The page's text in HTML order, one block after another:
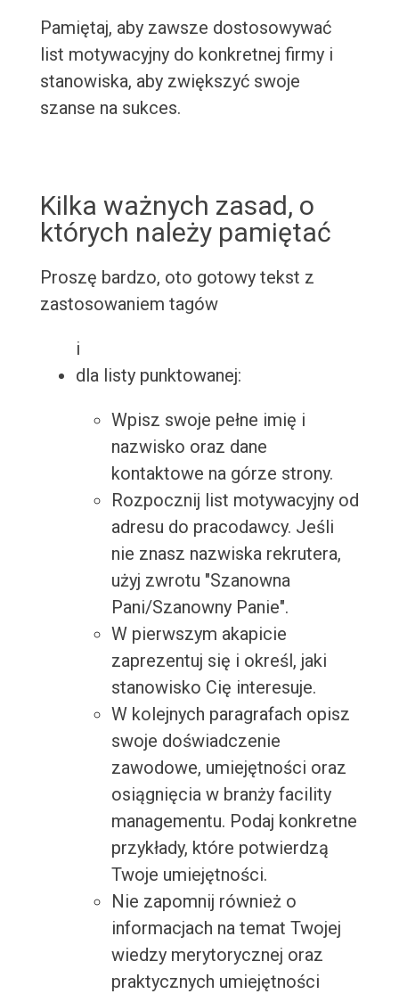
Pamiętaj, aby zawsze dostosowywać
list motywacyjny do konkretnej firmy i
stanowiska, aby zwiększyć swoje
szanse na sukces.
Kilka ważnych zasad, o
których należy pamiętać
Proszę bardzo, oto gotowy tekst z
zastosowaniem tagów
i
dla listy punktowanej:
Wpisz swoje pełne imię i
nazwisko oraz dane
kontaktowe na górze strony.
Rozpocznij list motywacyjny od
adresu do pracodawcy. Jeśli
nie znasz nazwiska rekrutera,
użyj zwrotu "Szanowna
Pani/Szanowny Panie".
W pierwszym akapicie
zaprezentuj się i określ, jaki
stanowisko Cię interesuje.
W kolejnych paragrafach opisz
swoje doświadczenie
zawodowe, umiejętności oraz
osiągnięcia w branży facility
managementu. Podaj konkretne
przykłady, które potwierdzą
Twoje umiejętności.
Nie zapomnij również o
informacjach na temat Twojej
wiedzy merytorycznej oraz
praktycznych umiejętności